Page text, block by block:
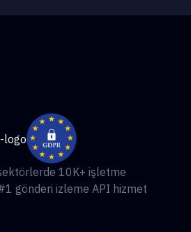
10K+ işletme
gönderi izleme API hizmet